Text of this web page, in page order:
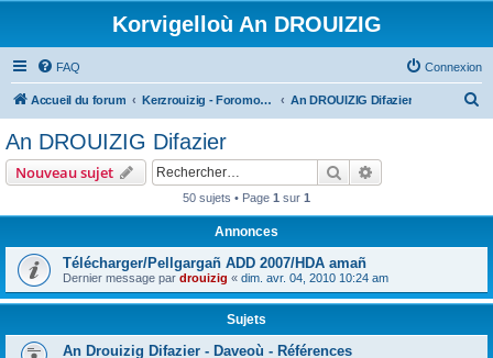
Korvigelloù An DROUIZIG
FAQ Connexion
Accueil du forum Kerzrouizig - Foromoù An Drouizig An DROUIZIG Difazier
e
r
An DROUIZIG Difazier
Nouveau sujet Rechercher
50 sujets • Page 1 sur 1
Annonces
Télécharger/Pellgargañ ADD 2007/HDA amañ
Dernier message par drouizig « dim. avr. 04, 2010 10:24 am
Sujets
An Drouizig Difazier - Daveoù - Références